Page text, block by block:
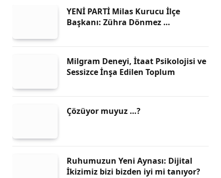
YENİ PARTİ Milas Kurucu İlçe
Başkanı: Zühra Dönmez …
Milgram Deneyi, İtaat Psikolojisi ve
Sessizce İnşa Edilen Toplum
Çözüyor muyuz …?
Ruhumuzun Yeni Aynası: Dijital
İkizimiz bizi bizden iyi mi tanıyor?